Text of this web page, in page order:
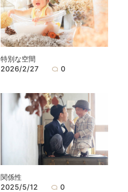
特別な空間
2026/2/27
0
関係性
2025/5/12
0